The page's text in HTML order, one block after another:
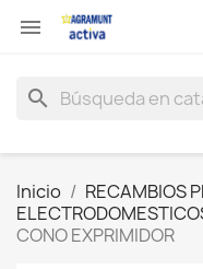

search
Inicio
RECAMBIOS
CONO EXPRIMIDOR